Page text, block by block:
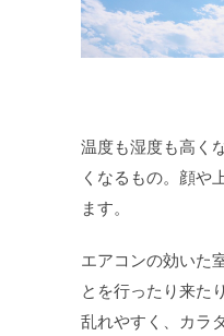
温度も湿度も高く
くなるもの。顔や
ます。
エアコンの効いた
とを行ったり来た
乱れやすく、カラ